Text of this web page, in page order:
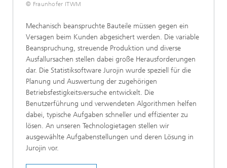
© Fraunhofer ITWM
Mechanisch beanspruchte Bauteile müssen gegen ein
Versagen beim Kunden abgesichert werden. Die variable
Beanspruchung, streuende Produktion und diverse
Ausfallursachen stellen dabei große Herausforderungen
dar. Die Statistiksoftware Jurojin wurde speziell für die
Planung und Auswertung der zugehörigen
Betriebsfestigkeitsversuche entwickelt. Die
Benutzerführung und verwendeten Algorithmen helfen
dabei, typische Aufgaben schneller und effizienter zu
lösen. An unseren Technologietagen stellen wir
ausgewählte Aufgabenstellungen und deren Lösung in
Jurojin vor.